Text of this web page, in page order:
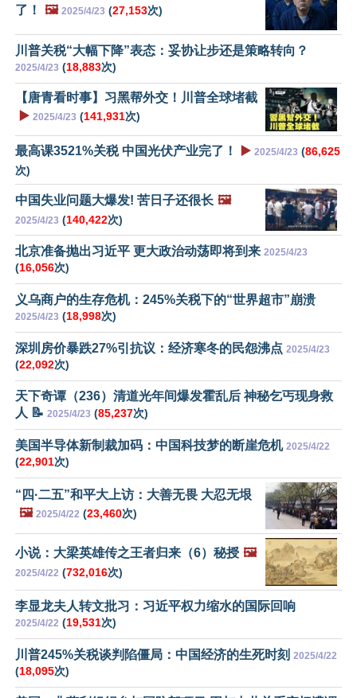
了！
🖼️ 2025/4/23 (27,153次)
川普关税“大幅下降”表态：妥协让步还是策略转向？
2025/4/23 (18,883次)
【唐青看时事】习黑帮外交！川普全球堵截
▶️ 2025/4/23 (141,931次)
最高课3521%关税 中国光伏产业完了！ ▶️ 2025/4/23 (86,625
次)
中国失业问题大爆发! 苦日子还很长 🖼️
2025/4/23 (140,422次)
北京准备抛出习近平 更大政治动荡即将到来 2025/4/23
(16,056次)
义乌商户的生存危机：245%关税下的“世界超市”崩溃
2025/4/23 (18,998次)
深圳房价暴跌27%引抗议：经济寒冬的民怨沸点 2025/4/23
(22,092次)
天下奇谭（236）清道光年间爆发霍乱后 神秘乞丐现身救
人 📝 2025/4/23 (85,237次)
美国半导体新制裁加码：中国科技梦的断崖危机 2025/4/22
(22,901次)
“四·二五”和平大上访：大善无畏 大忍无垠
🖼️ 2025/4/22 (23,460次)
小说：大梁英雄传之王者归来（6）秘授 🖼️
2025/4/22 (732,016次)
李显龙夫人转文批习：习近平权力缩水的国际回响
2025/4/22 (19,531次)
川普245%关税谈判陷僵局：中国经济的生死时刻 2025/4/22
(18,095次)